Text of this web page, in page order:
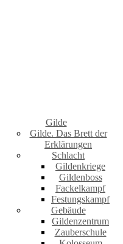
Gilde
Gilde. Das Brett der
Erklärungen
Schlacht
Gildenkriege
Gildenboss
Fackelkampf
Festungskampf
Gebäude
Gildenzentrum
Zauberschule